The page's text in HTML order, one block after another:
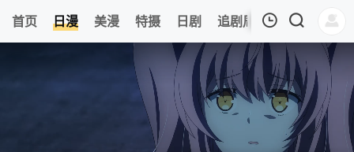
首页 日漫 美漫 特摄 日剧 追剧周表 今日更新
我的观影记录